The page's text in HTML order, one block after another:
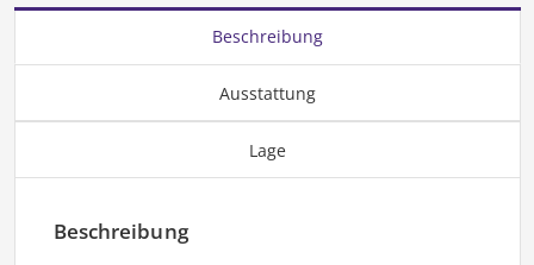
Beschreibung
Ausstattung
Lage
Beschreibung